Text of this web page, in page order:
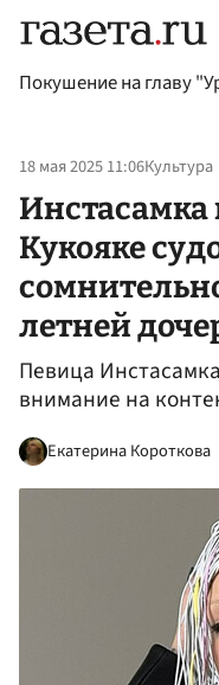
Покушение на главу
18 мая 2025 11:06Культура
Инстасамка
Кукояке
летней
Певица
внимание на
Екатерина Короткова